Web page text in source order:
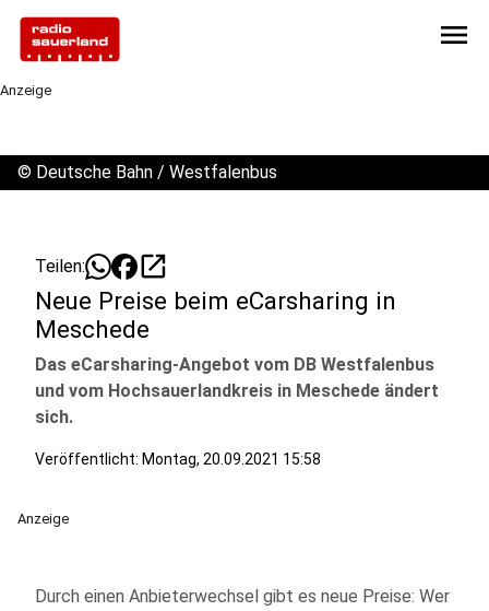
menu
Anzeige
© Deutsche Bahn / Westfalenbus
Teilen: open_in_new
Neue Preise beim eCarsharing in
Meschede
Das eCarsharing-Angebot vom DB Westfalenbus
und vom Hochsauerlandkreis in Meschede ändert
sich.
Veröffentlicht: Montag, 20.09.2021 15:58
Anzeige
Durch einen Anbieterwechsel gibt es neue Preise: Wer